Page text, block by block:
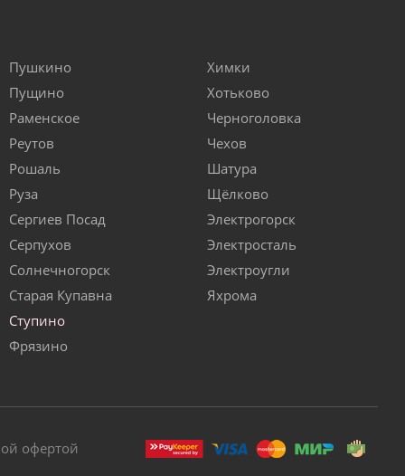
Пушкино
Пущино
Раменское
Реутов
Рошаль
Руза
Сергиев Посад
Серпухов
Солнечногорск
Старая Купавна
Ступино
Фрязино
Химки
Хотьково
Черноголовка
Чехов
Шатура
Щёлково
Электрогорск
Электросталь
Электроугли
Яхрома
офертой